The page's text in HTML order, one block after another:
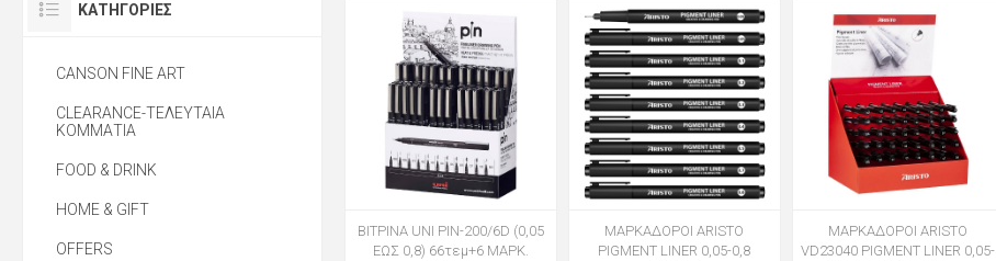
ΒΙΤΡΙΝΑ UNI PIN-200/6D (0,05
ΕΩΣ 0,8) 66τεμ+6 ΜΑΡΚ.
ΜΑΡΚΑΔΟΡΟΙ ARISTO
PIGMENT LINER 0,05-0,8
ΜΑΡΚΑΔΟΡΟΙ ARISTO
VD23040 PIGMENT LINER 0,05-
ΚΑΤΗΓΟΡΊΕΣ
CANSON FINE ART
CLEARANCE-ΤΕΛΕΥΤΑΙΑ
ΚΟΜΜΑΤΙΑ
FOOD & DRINK
HOME & GIFT
OFFERS